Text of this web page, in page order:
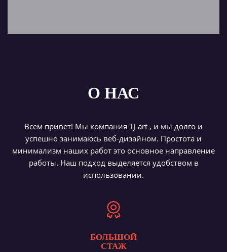
О НАС
Всем привет! Мы компания TJ-art , и мы долго и
успешно занимаюсь веб-дизайном. Простота и
минимализм наших работ это основное направление
работы. Наш подход выделяется удобством в
использовании.
БОЛЬШОЙ
СТАЖ